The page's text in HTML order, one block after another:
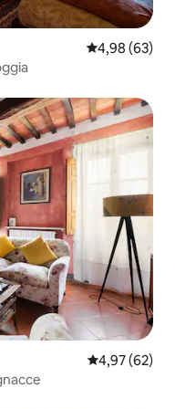
Gemiddelde
4,98 (63)
Gemiddelde
4,97 (62)